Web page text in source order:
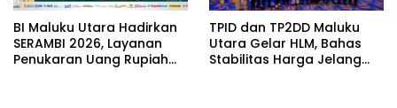
BI Maluku Utara Hadirkan
SERAMBI 2026, Layanan
Penukaran Uang Rupiah
TPID dan TP2DD Maluku
Utara Gelar HLM, Bahas
Stabilitas Harga Jelang